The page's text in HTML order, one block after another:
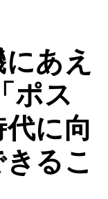
あえ
ポス
代に向
るこ